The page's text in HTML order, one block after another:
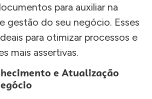
para auxiliar na
gestão do seu negócio. Esses
para otimizar processos e
mais assertivas.
e Atualização